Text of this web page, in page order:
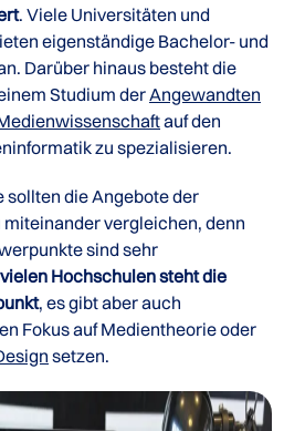
. Viele Universitäten und
eigenständige Bachelor- und
Darüber hinaus besteht die
Studium derAngewandten
auf den
zu spezialisieren.
die Angebote der
vergleichen, denn
sind sehr
Hochschulen steht die
, es gibt aber auch
Fokus auf Medientheorie oder
setzen.